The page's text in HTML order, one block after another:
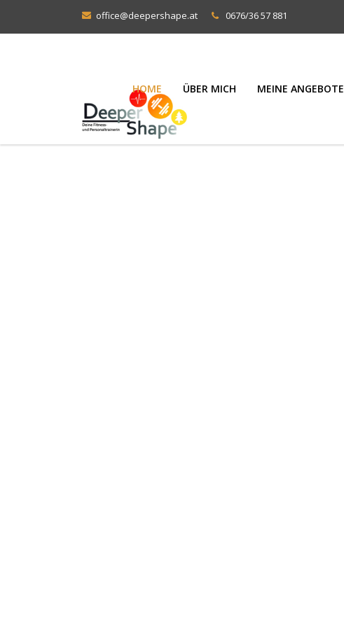
office@deepershape.at 0676/36 57 881
HOME ÜBER MICH MEINE ANGEBOTE